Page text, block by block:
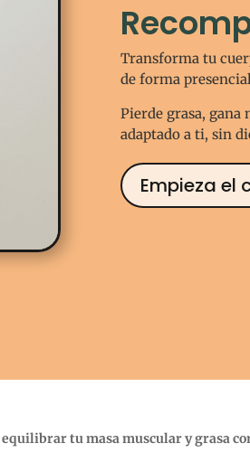
Transforma tu
de forma
Pierde grasa,
adaptado a ti, sin
Empieza el
equilibrar tu masa muscular y grasa